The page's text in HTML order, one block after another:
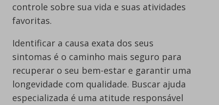
controle sobre sua vida e suas atividades
favoritas.
Identificar a causa exata dos seus
sintomas é o caminho mais seguro para
recuperar o seu bem-estar e garantir uma
longevidade com qualidade. Buscar ajuda
especializada é uma atitude responsável